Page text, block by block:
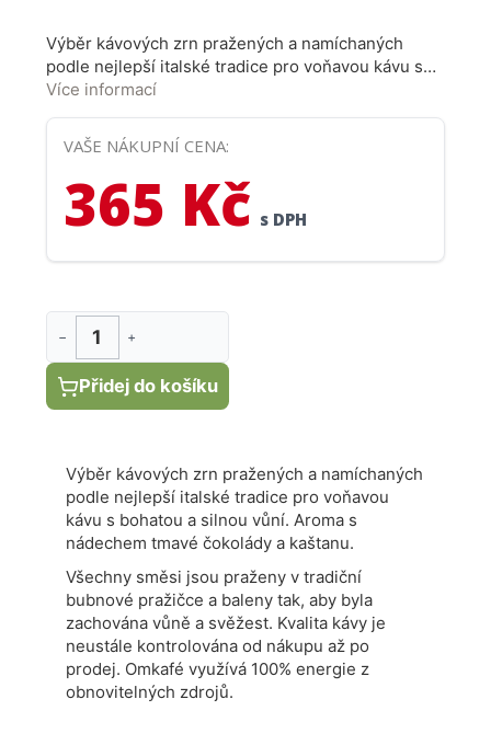
Výběr kávových zrn pražených a namíchaných
podle nejlepší italské tradice pro voňavou kávu s
bohatou a silnou vůní. Aroma s nádechem tmavé
čokolády a kaštanu. Všechny směsi jsou praženy v
tradiční bubnové pražičce a baleny tak, aby byla
zachována vůně a svěžest. Kvalita kávy je neustále
kontrolována od nákupu až po prodej. Omkafé
využívá 100% energie z obnovitelných zdrojů.
Více informací
VAŠE NÁKUPNÍ CENA:
365 Kč s DPH
− +
Přidej do košíku
Výběr kávových zrn pražených a namíchaných
podle nejlepší italské tradice pro voňavou
kávu s bohatou a silnou vůní. Aroma s
nádechem tmavé čokolády a kaštanu.
Všechny směsi jsou praženy v tradiční
bubnové pražičce a baleny tak, aby byla
zachována vůně a svěžest. Kvalita kávy je
neustále kontrolována od nákupu až po
prodej. Omkafé využívá 100% energie z
obnovitelných zdrojů.